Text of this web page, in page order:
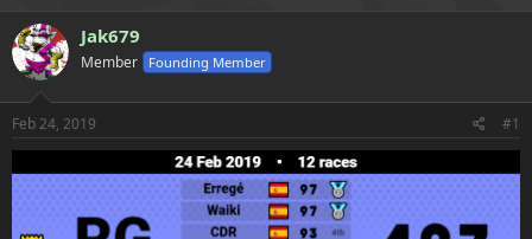
s
t
a
r
t
a
t
Jak679
Member Founding Member
Feb 24, 2019 #1